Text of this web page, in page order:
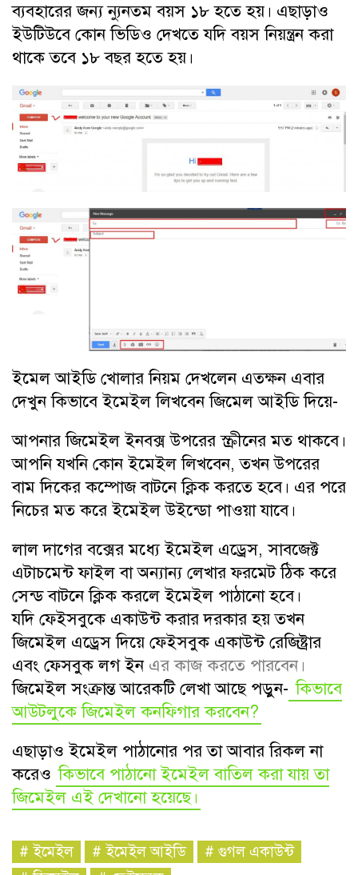
ব্যবহারের জন্য ন্যুনতম বয়স ১৮ হতে হয়। এছাড়াও
ইউটিউবে কোন ভিডিও দেখতে যদি বয়স নিয়ন্ত্রন করা
থাকে তবে ১৮ বছর হতে হয়।
ইমেল আইডি খোলার নিয়ম দেখলেন এতক্ষন এবার
দেখুন কিভাবে ইমেইল লিখবেনজিমেল আইডিদিয়ে-
আপনার জিমেইল ইনবক্স উপরের স্ক্রীনের মত থাকবে।
আপনি যখনি কোন ইমেইল লিখবেন, তখন উপরের
বাম দিকের কম্পোজ বাটনে ক্লিক করতে হবে। এর পরে
নিচের মত করে ইমেইল উইন্ডো পাওয়া যাবে।
লাল দাগের বক্সের মধ্যে ইমেইল এড্রেস, সাবজেক্ট
এটাচমেন্ট ফাইল বা অন্যান্য লেখার ফরমেট ঠিক করে
সেন্ড বাটনে ক্লিক করলে ইমেইল পাঠানো হবে।
যদি ফেইসবুকে একাউন্ট করার দরকার হয় তখন
জিমেইল এড্রেস দিয়ে ফেইসবুক একাউন্ট রেজিষ্ট্রার
এবং ফেসবুক লগ ইনএর কাজ করতে পারবেন।
জিমেইল সংক্রান্ত আরেকটি লেখা আছে পড়ুন- কিভাবে
আউটলুকে জিমেইল কনফিগার করবেন?
এছাড়াও ইমেইল পাঠানোর পর তা আবার রিকল না
করেও কিভাবে পাঠানো ইমেইল বাতিল করা যায় তা
জিমেইল এই দেখানো হয়েছে।
#ইমেইল #ইমেইল আইডি #গুগল একাউন্ট